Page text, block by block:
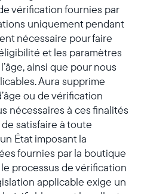
vérification fournies par
uniquement pendant
nécessaire pour faire
et les paramètres
ainsi que pour nous
Aura supprime
ou de vérification
nécessaires à ces finalités
satisfaire à toute
État imposant la
fournies par la boutique
processus de vérification
applicable exige un